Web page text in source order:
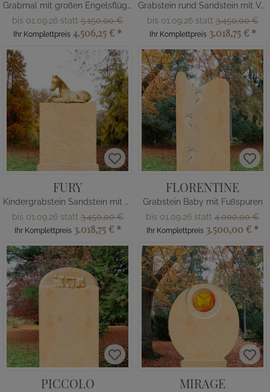
Grabmal mit großen Engelsflügeln
bis 01.09.26 statt 5.150,00 €
Ihr Komplettpreis 4.506,25 € *
Grabstein rund Sandstein mit Vogel
bis 01.09.26 statt3.450,00 €
Ihr Komplettpreis 3.018,75 € *
FURY
Kindergrabstein Sandstein mit Pferd
bis 01.09.26 statt3.450,00 €
Ihr Komplettpreis 3.018,75 € *
FLORENTINE
Grabstein Baby mit Fußspuren
bis 01.09.26 statt 4.000,00 €
Ihr Komplettpreis 3.500,00 € *
PICCOLO MIRAGE